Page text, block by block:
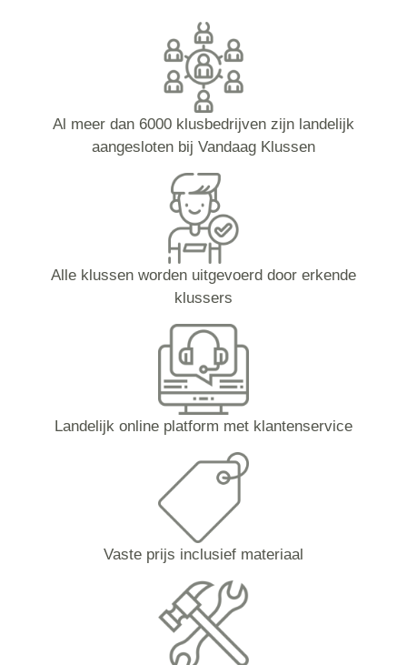
Al meer dan 6000 klusbedrijven zijn landelijk
aangesloten bij Vandaag Klussen
Alle klussen worden uitgevoerd door erkende
klussers
Landelijk online platform met klantenservice
Vaste prijs inclusief materiaal